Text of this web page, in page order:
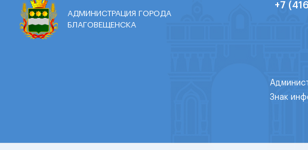
АДМИНИСТРАЦИЯ ГОРОДА
БЛАГОВЕЩЕНСКА
+7
Знак